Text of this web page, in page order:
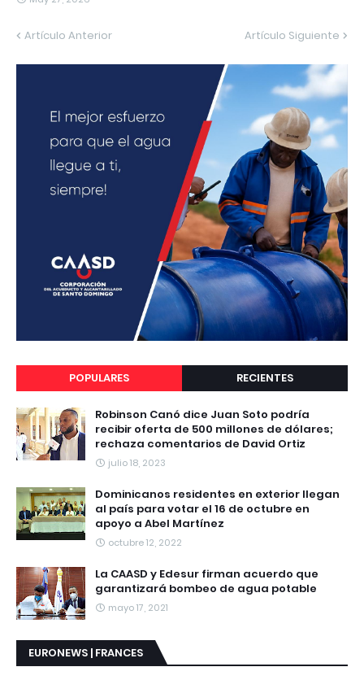
Artículo Anterior Artículo Siguiente
POPULARES RECIENTES
Robinson Canó dice Juan Soto podría
recibir oferta de 500 millones de dólares;
rechaza comentarios de David Ortiz
julio 18, 2023
Dominicanos residentes en exterior llegan
al país para votar el 16 de octubre en
apoyo a Abel Martínez
octubre 12, 2022
La CAASD y Edesur firman acuerdo que
garantizará bombeo de agua potable
mayo 17, 2021
EURONEWS | FRANCES